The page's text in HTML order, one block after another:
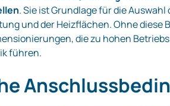
. Sie ist Grundlage für die Auswahl
und der Heizflächen. Ohne diese
die zu hohen
führen.